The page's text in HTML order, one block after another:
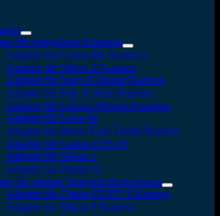
für spiegellose Kameras
Adapter für Canon RF Kameras
Adapter für Nikon Z Kamera
Adapter für Sony-E Mount Kamera
Adapter für Fuji X-Serie Kamera
Adapter für Leica L-Mount Kameras
Adapter für Leica M
Adapter für Micro Four Thirds Kamera
Adapter für Canon EOS M
Adapter für Nikon 1
Adapter für Pentax Q
für digitale Spiegelreflexkameras
Adapter für Canon EF/EF-S Kamera
Adapter für Nikon F Kamera